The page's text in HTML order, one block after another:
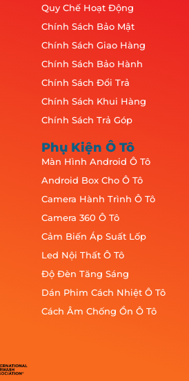
Quy Chế Hoạt Động
Chính Sách Bảo Mật
Chính Sách Giao Hàng
Chính Sách Bảo Hành
Chính Sách Đổi Trả
Chính Sách Khui Hàng
Chính Sách Trả Góp
Phụ Kiện Ô Tô
Màn Hình Android Ô Tô
Android Box Cho Ô Tô
Camera Hành Trình Ô Tô
Camera 360 Ô Tô
Cảm Biến Áp Suất Lốp
Led Nội Thất Ô Tô
Độ Đèn Tăng Sáng
Dán Phim Cách Nhiệt Ô Tô
Cách Âm Chống Ồn Ô Tô